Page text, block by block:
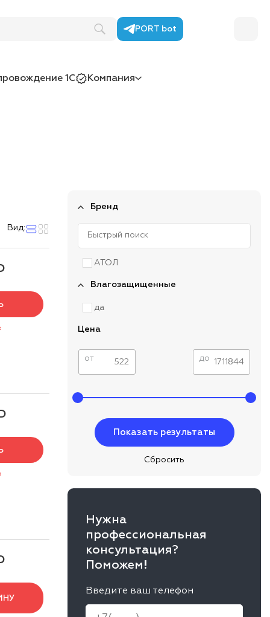
PORT bot
1С Компания
Вид:
Бренд
АТОЛ
Влагозащищенные
да
Цена
от до
Нужна
профессиональная
консультация?
Поможем!
Введите ваш телефон